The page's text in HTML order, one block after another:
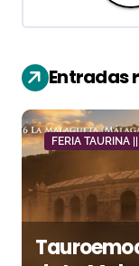
i
ó
n
d
e
e
n
Entradas
FERIA TAURINA